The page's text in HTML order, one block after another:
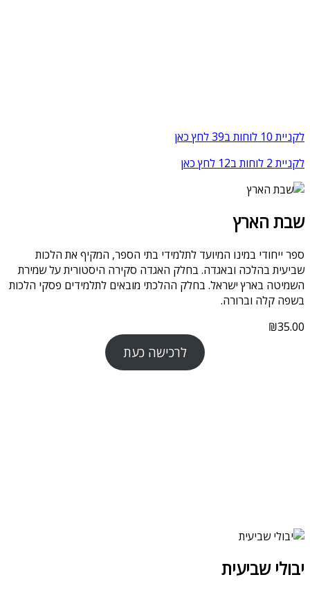
לקניית 10 לוחות ב39 לחץ כאן
לקניית 2 לוחות ב12 לחץ כאן
שבת הארץ
ספר ייחודי במינו המיועד לתלמידי בתי הספר, המקיף את הלכות
שביעית בהלכה ובאגדה. בחלק האגדה סקירה היסטורית על שמירת
השמיטה בארץ ישראל. בחלק ההלכתי מובאים לתלמידים פסקי הלכות
בשפה קלה וברורה.
₪35.00
לרכישה כעת
יבולי שביעית